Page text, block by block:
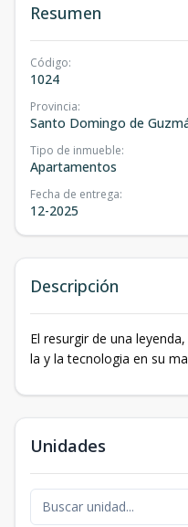
Resumen
Código:
1024
Provincia:
Santo Domingo de
Tipo de inmueble:
Apartamentos
Fecha de entrega:
12-2025
Descripción
El resurgir de una
la y la tecnologia en su
Unidades